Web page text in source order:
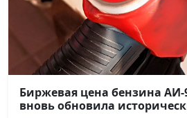
Биржевая цена бензина АИ-
вновь обновила